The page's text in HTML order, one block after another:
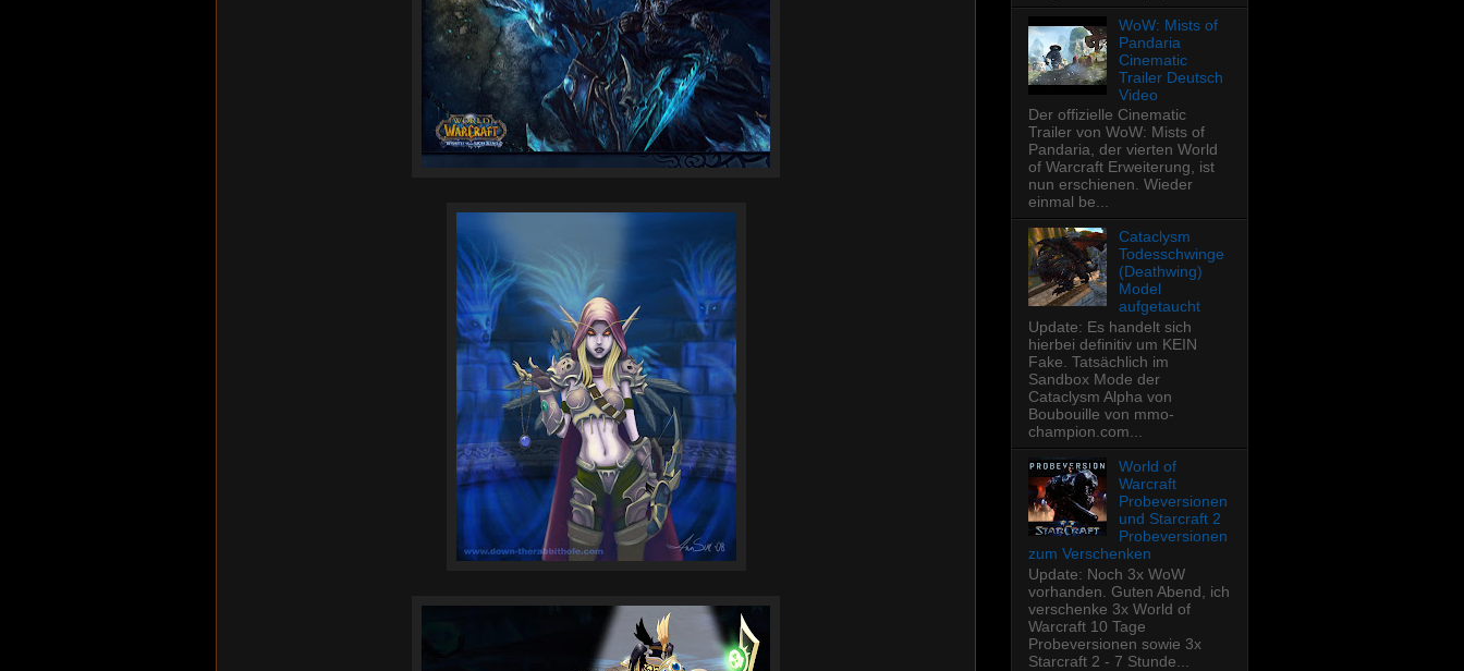
WoW: Mists of
Pandaria
Cinematic
Trailer Deutsch
Video
Der offizielle Cinematic
Trailer von WoW: Mists of
Pandaria, der vierten World
of Warcraft Erweiterung, ist
nun erschienen. Wieder
einmal be...
Cataclysm
Todesschwinge
(Deathwing)
Model
aufgetaucht
Update: Es handelt sich
hierbei definitiv um KEIN
Fake. Tatsächlich im
Sandbox Mode der
Cataclysm Alpha von
Boubouille von mmo-
champion.com...
World of
Warcraft
Probeversionen
und Starcraft 2
Probeversionen
zum Verschenken
Update: Noch 3x WoW
vorhanden. Guten Abend, ich
verschenke 3x World of
Warcraft 10 Tage
Probeversionen sowie 3x
Starcraft 2 - 7 Stunde...